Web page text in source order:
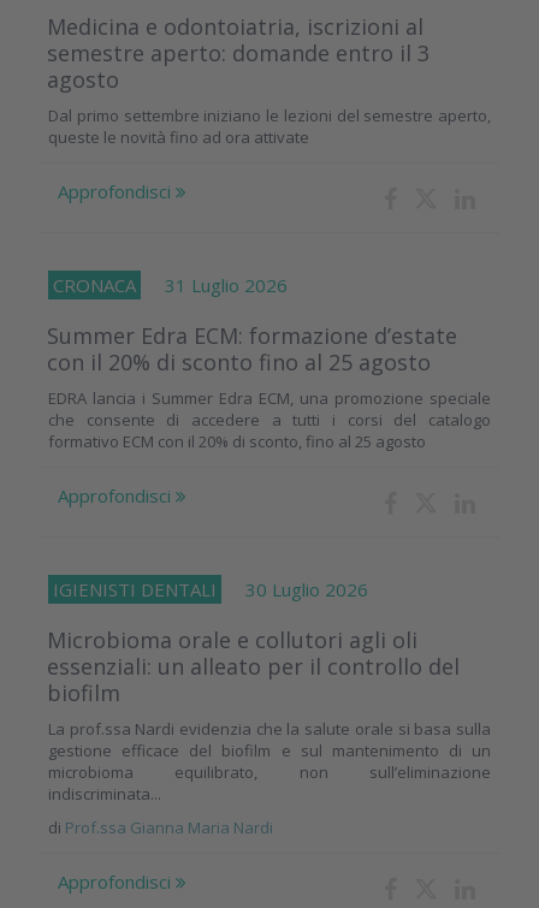
Medicina e odontoiatria, iscrizioni al
semestre aperto: domande entro il 3
agosto
Dal primo settembre iniziano le lezioni del semestre aperto,
queste le novità fino ad ora attivate
Approfondisci
CRONACA 31 Luglio 2026
Summer Edra ECM: formazione d’estate
con il 20% di sconto fino al 25 agosto
EDRA lancia i Summer Edra ECM, una promozione speciale
che consente di accedere a tutti i corsi del catalogo
formativo ECM con il 20% di sconto, fino al 25 agosto
Approfondisci
IGIENISTI DENTALI 30 Luglio 2026
Microbioma orale e collutori agli oli
essenziali: un alleato per il controllo del
biofilm
La prof.ssa Nardi evidenzia che la salute orale si basa sulla
gestione efficace del biofilm e sul mantenimento di un
microbioma equilibrato, non sull’eliminazione
indiscriminata...
di Prof.ssa Gianna Maria Nardi
Approfondisci